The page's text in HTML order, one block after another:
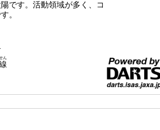
です。活動領域が多く、コ
。
ん